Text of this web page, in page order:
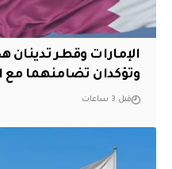
الإمارات وقطر تدينان
وتؤكدان تضامنهما مع
قبل 3 ساعات